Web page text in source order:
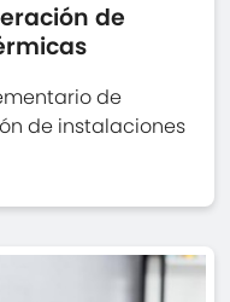
de
de
de instalaciones